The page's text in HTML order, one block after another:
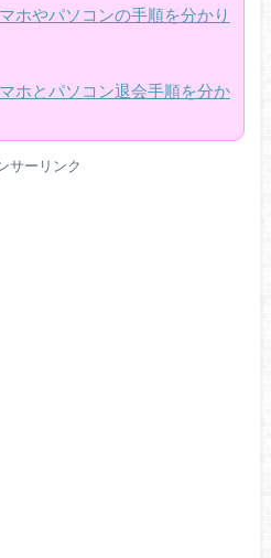
ホやパソコンの手順を分かり
ホとパソコン退会手順を分か
サーリンク